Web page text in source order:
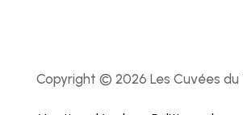
Copyright © 2026 Les Cuvées du